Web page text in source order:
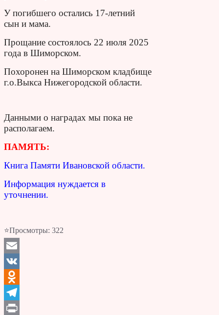
У погибшего остались 17-летний
сын и мама.
Прощание состоялось 22 июля 2025
года в Шиморском.
Похоронен на Шиморском кладбище
г.о.Выкса Нижегородской области.
Данными о наградах мы пока не
располагаем.
ПАМЯТЬ:
Книга Памяти Ивановской области.
Информация нуждается в
уточнении.
⭐Просмотры: 322
Email
VK
Odnoklassniki
Telegram